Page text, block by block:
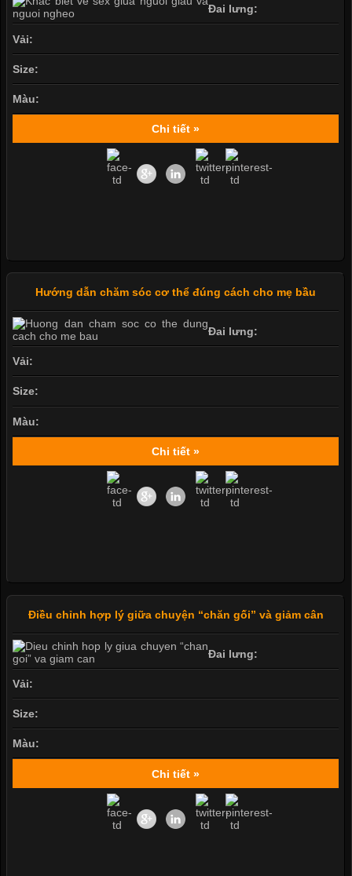
Đai lưng:
Vải:
Size:
Màu:
Chi tiết »
Hướng dẫn chăm sóc cơ thể đúng cách cho mẹ bầu
Đai lưng:
Vải:
Size:
Màu:
Chi tiết »
Điều chỉnh hợp lý giữa chuyện “chăn gối” và giảm cân
Đai lưng:
Vải:
Size:
Màu:
Chi tiết »